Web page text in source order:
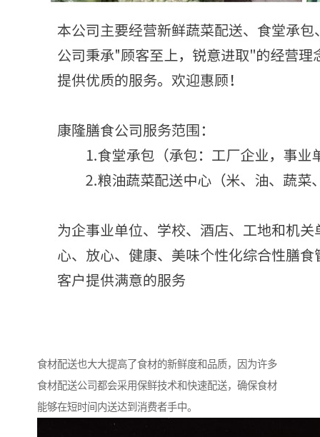
食材配送也大大提高了食材的新鲜度和品质，因为许多
食材配送公司都会采用保鲜技术和快速配送，确保食材
能够在短时间内送达到消费者手中。